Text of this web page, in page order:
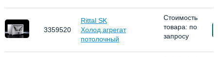
3359520
Rittal SK
Холод.агрегат
потолочный
Стоимость
товара: по
запросу